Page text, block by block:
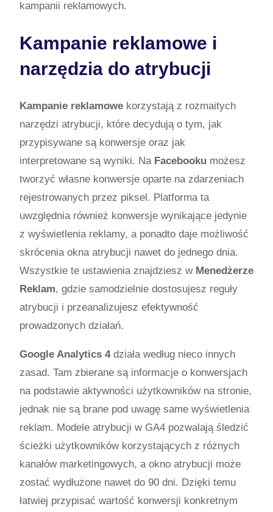
kampanii reklamowych.
Kampanie reklamowe i
narzędzia do atrybucji
Kampanie reklamowe korzystają z rozmaitych
narzędzi atrybucji, które decydują o tym, jak
przypisywane są konwersje oraz jak
interpretowane są wyniki. Na Facebooku możesz
tworzyć własne konwersje oparte na zdarzeniach
rejestrowanych przez piksel. Platforma ta
uwzględnia również konwersje wynikające jedynie
z wyświetlenia reklamy, a ponadto daje możliwość
skrócenia okna atrybucji nawet do jednego dnia.
Wszystkie te ustawienia znajdziesz w Menedżerze
Reklam, gdzie samodzielnie dostosujesz reguły
atrybucji i przeanalizujesz efektywność
prowadzonych działań.
Google Analytics 4działa według nieco innych
zasad. Tam zbierane są informacje o konwersjach
na podstawie aktywności użytkowników na stronie,
jednak nie są brane pod uwagę same wyświetlenia
reklam. Modele atrybucji w GA4 pozwalają śledzić
ścieżki użytkowników korzystających z różnych
kanałów marketingowych, a okno atrybucji może
zostać wydłużone nawet do 90 dni. Dzięki temu
łatwiej przypisać wartość konwersji konkretnym